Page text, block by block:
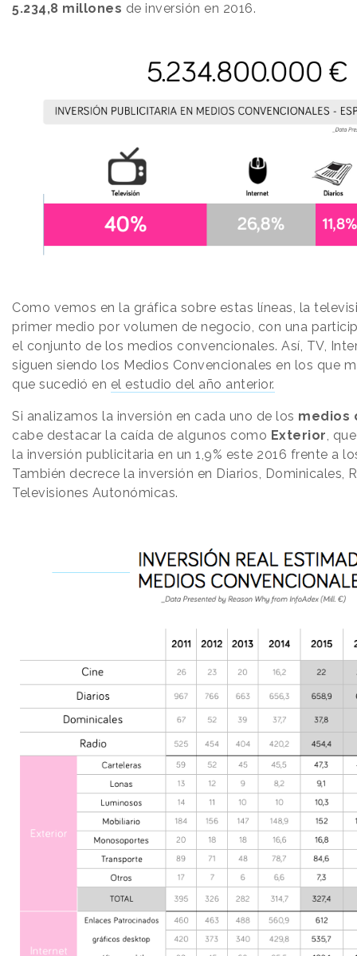
5.234,8 millones de inversión en 2016.
Como vemos en la gráfica sobre estas líneas, la
primer medio por volumen de negocio, con una
el conjunto de los medios convencionales. Así, TV,
siguen siendo los Medios Convencionales en los que
que sucedió en el estudio del año anterior.
Si analizamos la inversión en cada uno de los medios
cabe destacar la caída de algunos como Exterior,
la inversión publicitaria en un 1,9% este 2016 frente a
También decrece la inversión en Diarios, Dominicales,
Televisiones Autonómicas.